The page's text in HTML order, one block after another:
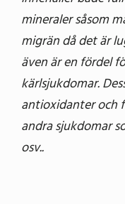
mineraler såsom
migrän då det är
även är en fördel
kärlsjukdomar.
antioxidanter och
andra sjukdomar
osv..